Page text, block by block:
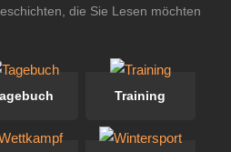
die Sie Lesen möchten
Training